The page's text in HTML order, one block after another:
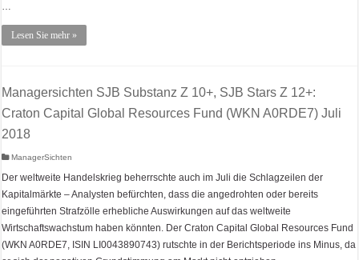
…
Lesen Sie mehr »
Managersichten SJB Substanz Z 10+, SJB Stars Z 12+:
Craton Capital Global Resources Fund (WKN A0RDE7) Juli
2018
ManagerSichten
Der weltweite Handelskrieg beherrschte auch im Juli die Schlagzeilen der
Kapitalmärkte – Analysten befürchten, dass die angedrohten oder bereits
eingeführten Strafzölle erhebliche Auswirkungen auf das weltweite
Wirtschaftswachstum haben könnten. Der Craton Capital Global Resources Fund
(WKN A0RDE7, ISIN LI0043890743) rutschte in der Berichtsperiode ins Minus, da